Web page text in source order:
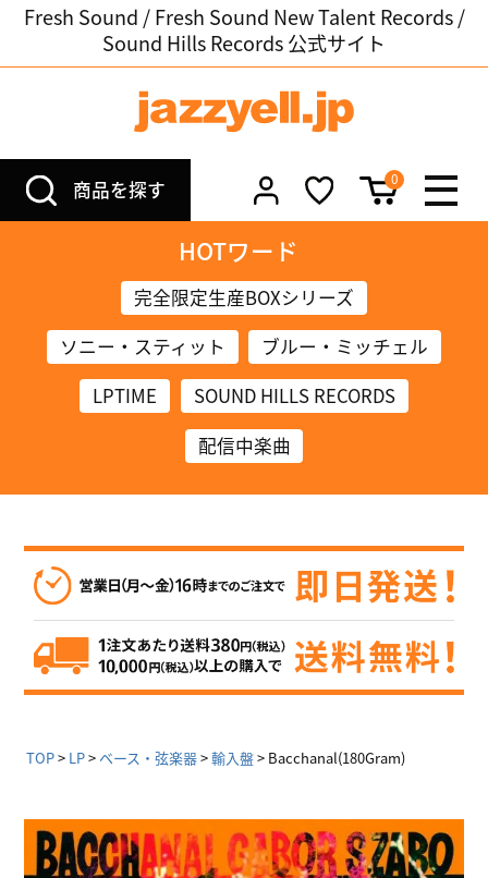
Fresh Sound / Fresh Sound New Talent Records /
Sound Hills Records 公式サイト
商品を探す 0
HOTワード
完全限定生産BOXシリーズ
ソニー・スティット
ブルー・ミッチェル
LPTIME
SOUND HILLS RECORDS
配信中楽曲
TOP LP ベース・弦楽器 輸入盤 Bacchanal(180Gram)